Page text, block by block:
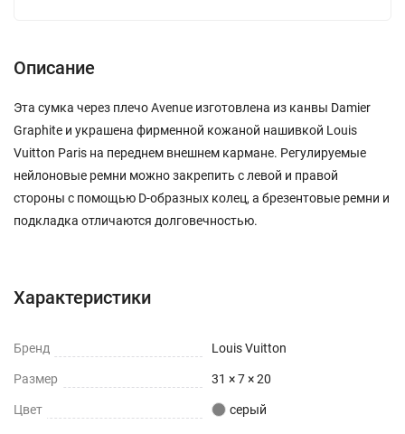
Описание
Эта сумка через плечо Avenue изготовлена из канвы Damier
Graphite и украшена фирменной кожаной нашивкой Louis
Vuitton Paris на переднем внешнем кармане. Регулируемые
нейлоновые ремни можно закрепить с левой и правой
стороны с помощью D-образных колец, а брезентовые ремни и
подкладка отличаются долговечностью.
Характеристики
Бренд Louis Vuitton
Размер 31 × 7 × 20
Цвет серый